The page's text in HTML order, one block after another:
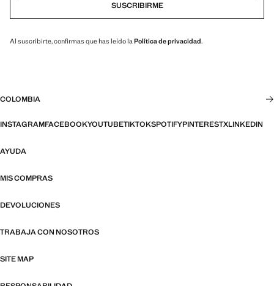
SUSCRIBIRME
Al suscribirte, confirmas que has leído laPolítica de privacidad.
COLOMBIA
INSTAGRAMFACEBOOKYOUTUBETIKTOKSPOTIFYPINTERESTXLINKEDIN
AYUDA
MIS COMPRAS
DEVOLUCIONES
TRABAJA CON NOSOTROS
SITE MAP